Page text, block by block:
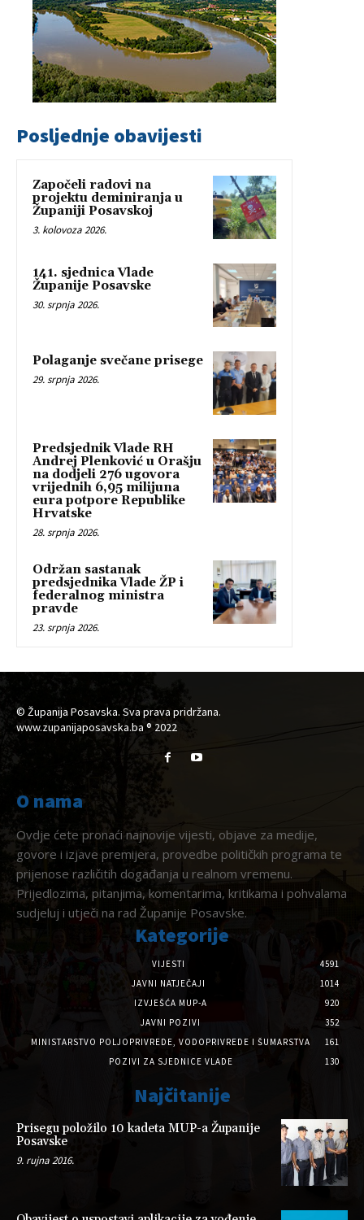
Posljednje obavijesti
Započeli radovi na
projektu deminiranja u
Županiji Posavskoj
3. kolovoza 2026.
141. sjednica Vlade
Županije Posavske
30. srpnja 2026.
Polaganje svečane prisege
29. srpnja 2026.
Predsjednik Vlade RH
Andrej Plenković u Orašju
na dodjeli 276 ugovora
vrijednih 6,95 milijuna
eura potpore Republike
Hrvatske
28. srpnja 2026.
Održan sastanak
predsjednika Vlade ŽP i
federalnog ministra
pravde
23. srpnja 2026.
© Županija Posavska. Sva prava pridržana.
www.zupanijaposavska.ba ® 2022
O nama
Ovdje ćete pronaći najnovije vijesti, objave za medije,
govore i izjave premijera, provedbe političkih programa te
prijenose različitih događanja u realnom vremenu.
Prijedlozima, pitanjima, komentarima, kritikama i pohvalama
sudjeluj i utječi na rad Županije Posavske.
Kategorije
VIJESTI
4591
JAVNI NATJEČAJI
1014
IZVJEŠĆA MUP-A
920
JAVNI POZIVI
352
MINISTARSTVO POLJOPRIVREDE, VODOPRIVREDE I ŠUMARSTVA
161
POZIVI ZA SJEDNICE VLADE
130
Najčitanije
Prisegu položilo 10 kadeta MUP-a Županije
Posavske
9. rujna 2016.